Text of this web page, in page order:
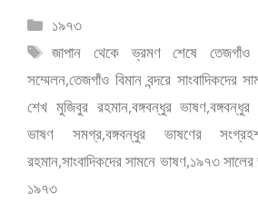
e
b
o
o
k
d
o
n
l e
বিভাগ
সমূহ
১৯৭৩
ট্যাগ
সমূহ
জাপান থেকে ভ্রমণ শেষে তেজগাঁও
সম্মেলন,তেজগাঁও বিমান বন্দরে সাংবাদিকদের
শেখ মুজিবুর রহমান,বঙ্গবন্ধুর ভাষণ,
ভাষণ সমগ্র,বঙ্গবন্ধুর ভাষণের
রহমান,সাংবাদিকদের সামনে ভাষণ,১৯৭৩
১৯৭৩